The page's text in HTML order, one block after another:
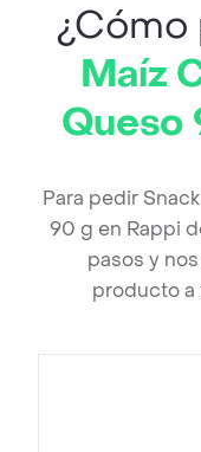
Maíz
Queso
Para pedir
90 g en Rappi
pasos y
producto a